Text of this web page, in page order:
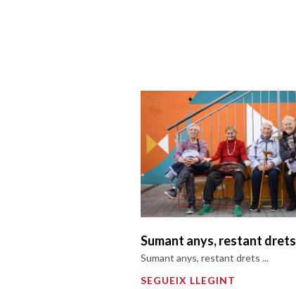
Sumant anys, restant drets
Sumant anys, restant drets ...
SEGUEIX LLEGINT